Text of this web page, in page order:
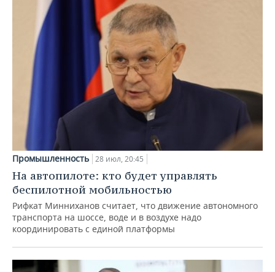
Промышленность 28 июл, 20:45
На автопилоте: кто будет управлять
беспилотной мобильностью
Рифкат Минниханов считает, что движение автономного
транспорта на шоссе, воде и в воздухе надо
координировать с единой платформы